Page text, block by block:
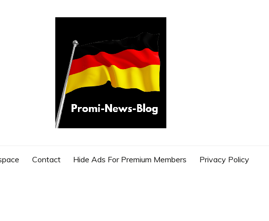
Contact Hide Ads For Premium Members Privacy Policy